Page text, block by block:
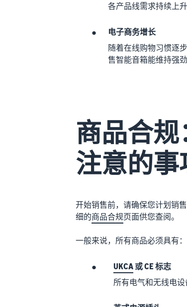
各产品线需求持续上升
•
电子商务增长
随着在线购物习惯逐
售智能音箱能维持强劲
商品合
注意的事
开始销售前，请确保您计划销
细的商品合规页面供您查阅。
一般来说，所有商品必须具有：
• UKCA 或 CE 标志
所有电气和无线电设